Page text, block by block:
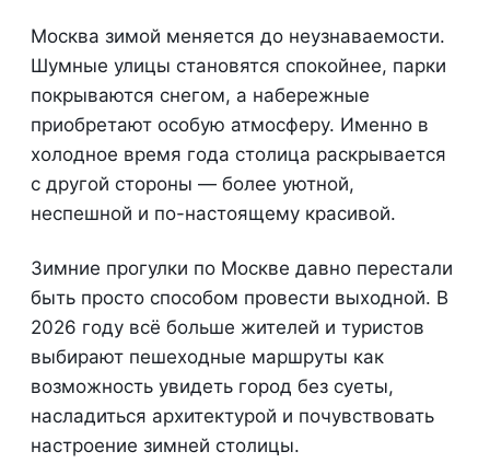
Москва зимой меняется до неузнаваемости.
Шумные улицы становятся спокойнее, парки
покрываются снегом, а набережные
приобретают особую атмосферу. Именно в
холодное время года столица раскрывается
с другой стороны — более уютной,
неспешной и по-настоящему красивой.
Зимние прогулки по Москве давно перестали
быть просто способом провести выходной. В
2026 году всё больше жителей и туристов
выбирают пешеходные маршруты как
возможность увидеть город без суеты,
насладиться архитектурой и почувствовать
настроение зимней столицы.